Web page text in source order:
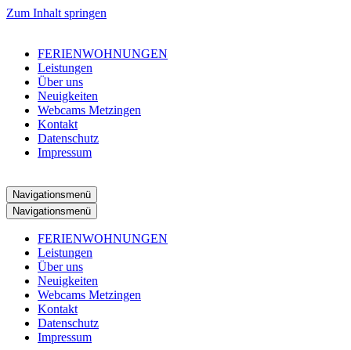
Zum Inhalt springen
FERIENWOHNUNGEN
Leistungen
Über uns
Neuigkeiten
Webcams Metzingen
Kontakt
Datenschutz
Impressum
Navigationsmenü
Navigationsmenü
FERIENWOHNUNGEN
Leistungen
Über uns
Neuigkeiten
Webcams Metzingen
Kontakt
Datenschutz
Impressum